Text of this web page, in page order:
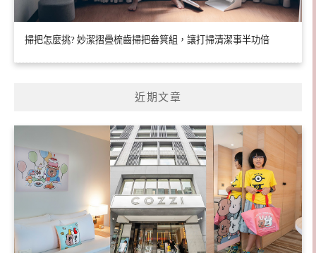
掃把怎麼挑? 妙潔摺疊梳齒掃把畚箕組，讓打掃清潔事半功倍
近期文章